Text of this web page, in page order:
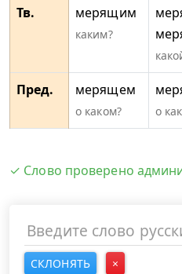
Тв. мерящим
каким?
Пред. мерящем
о каком? о
✓ Слово проверено
СКЛОНЯТЬ ×